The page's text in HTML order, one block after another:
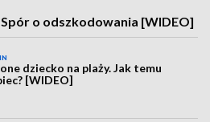
o odszkodowania [WIDEO]
dziecko na plaży. Jak temu
[WIDEO]